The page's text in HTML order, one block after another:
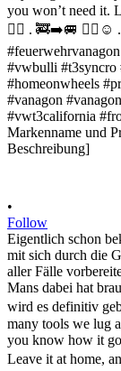
•
Follow
Eigentlich schon
mit sich durch die
aller Fälle
Mans dabei hat
wird es definitiv
many tools we lug
you know how it
Leave it at home,